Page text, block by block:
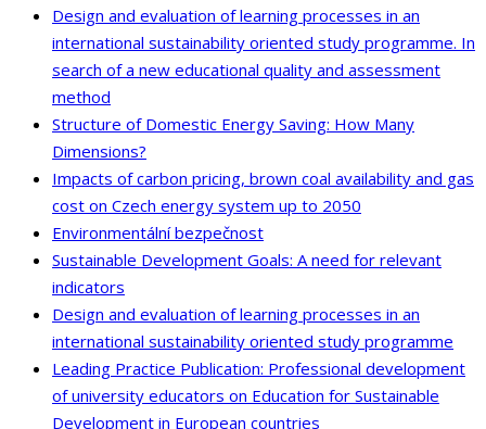
Design and evaluation of learning processes in an
international sustainability oriented study programme. In
search of a new educational quality and assessment
method
Structure of Domestic Energy Saving: How Many
Dimensions?
Impacts of carbon pricing, brown coal availability and gas
cost on Czech energy system up to 2050
Environmentální bezpečnost
Sustainable Development Goals: A need for relevant
indicators
Design and evaluation of learning processes in an
international sustainability oriented study programme
Leading Practice Publication: Professional development
of university educators on Education for Sustainable
Development in European countries